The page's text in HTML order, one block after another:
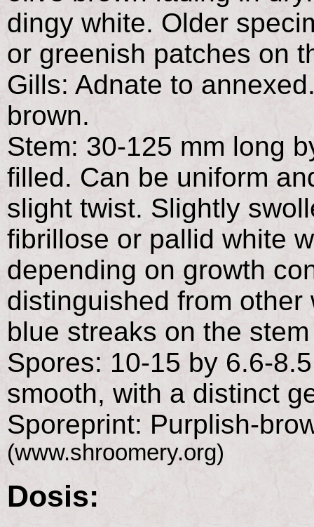
dingy white. Older
or greenish patches on
Gills: Adnate to
brown.
Stem: 30-125 mm long
filled. Can be uniform
slight twist. Slightly
fibrillose or pallid white
depending on growth
distinguished from
blue streaks on the
Spores: 10-15 by 6.6-
smooth, with a distinct
Sporeprint: Purplish-
(www.shroomery.org)
Dosis: